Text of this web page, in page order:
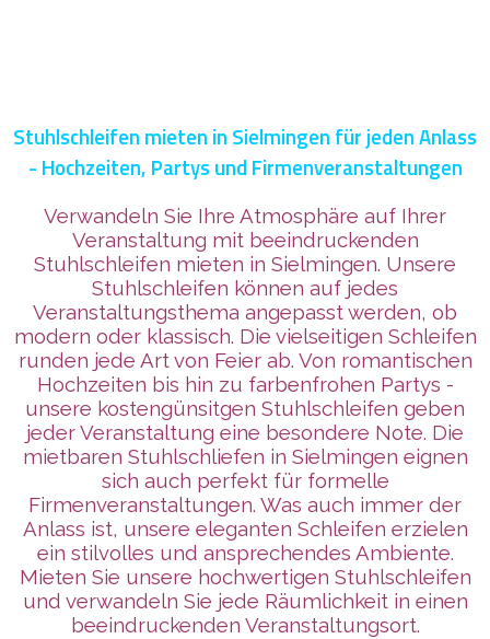
Stuhlschleifen mieten in Sielmingen für jeden Anlass
- Hochzeiten, Partys und Firmenveranstaltungen
Verwandeln Sie Ihre Atmosphäre auf Ihrer
Veranstaltung mit beeindruckenden
Stuhlschleifen mieten in Sielmingen. Unsere
Stuhlschleifen können auf jedes
Veranstaltungsthema angepasst werden, ob
modern oder klassisch. Die vielseitigen Schleifen
runden jede Art von Feier ab. Von romantischen
Hochzeiten bis hin zu farbenfrohen Partys -
unsere kostengünsitgen Stuhlschleifen geben
jeder Veranstaltung eine besondere Note. Die
mietbaren Stuhlschliefen in Sielmingen eignen
sich auch perfekt für formelle
Firmenveranstaltungen. Was auch immer der
Anlass ist, unsere eleganten Schleifen erzielen
ein stilvolles und ansprechendes Ambiente.
Mieten Sie unsere hochwertigen Stuhlschleifen
und verwandeln Sie jede Räumlichkeit in einen
beeindruckenden Veranstaltungsort.